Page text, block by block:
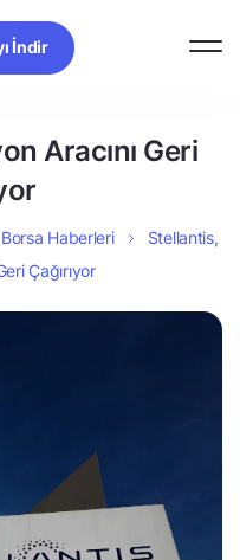
İndir
Aracını Geri
Borsa Haberleri
Stellantis,
Çağırıyor